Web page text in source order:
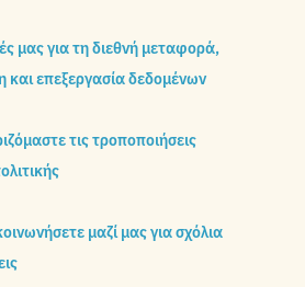
μας για τη διεθνή μεταφορά,
και επεξεργασία δεδομένων
τις τροποποιήσεις
μαζί μας για σχόλια